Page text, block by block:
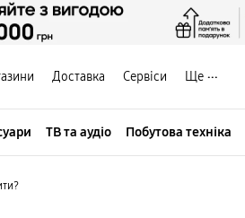
Доставка Сервіси Ще
ТВ та аудіо Побутова техніка